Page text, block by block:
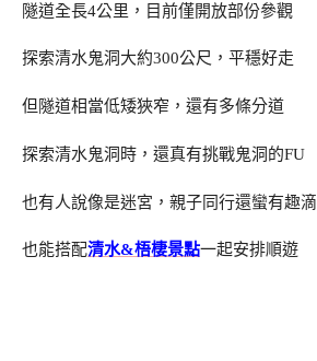
隧道全長4公里，目前僅開放部份參觀
探索清水鬼洞大約300公尺，平穩好走
但隧道相當低矮狹窄，還有多條分道
探索清水鬼洞時，還真有挑戰鬼洞的FU
也有人說像是迷宮，親子同行還蠻有趣滴
也能搭配清水&梧棲景點一起安排順遊